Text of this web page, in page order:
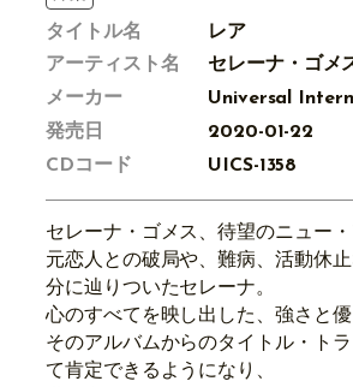
タイトル名
レア
アーティスト名
セレーナ・ゴメ
メーカー
Universal
発売日
2020-01-22
CDコード
UICS-1358
セレーナ・ゴメス、待望のニュー
元恋人との破局や、難病、活動休
分に辿りついたセレーナ。
心のすべてを映し出した、強さと
そのアルバムからのタイトル・ト
て肯定できるようになり、